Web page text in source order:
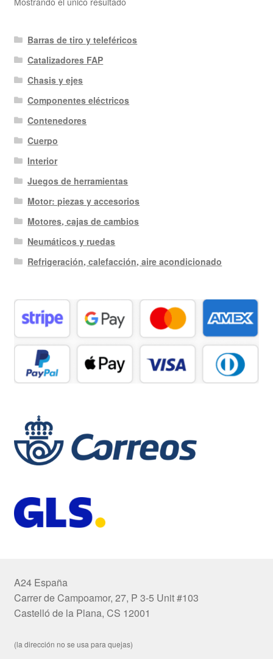
Barras de tiro y teleféricos
Catalizadores FAP
Chasis y ejes
Componentes eléctricos
Contenedores
Cuerpo
Interior
Juegos de herramientas
Motor: piezas y accesorios
Motores, cajas de cambios
Neumáticos y ruedas
Refrigeración, calefacción, aire acondicionado
A24 España
Carrer de Campoamor, 27, P 3-5 Unit #103
Castelló de la Plana, CS 12001
(la dirección no se usa para quejas)